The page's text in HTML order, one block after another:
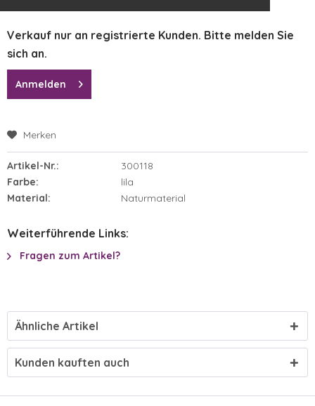
Verkauf nur an registrierte Kunden. Bitte melden Sie
sich an.
Anmelden
Merken
Artikel-Nr.:
300118
Farbe:
lila
Material:
Naturmaterial
Weiterführende Links:
Fragen zum Artikel?
Ähnliche Artikel
Kunden kauften auch